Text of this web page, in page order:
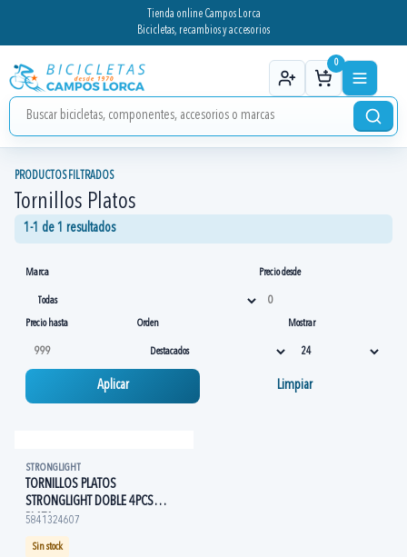
Tienda online Campos Lorca
Bicicletas, recambios y accesorios
0
PRODUCTOS FILTRADOS
Tornillos Platos
1-1 de 1 resultados
Marca Precio desde
Precio hasta Orden Mostrar
Aplicar Limpiar
STRONGLIGHT
TORNILLOS PLATOS
STRONGLIGHT DOBLE 4PCS
PLATA
5841324607
Sin stock